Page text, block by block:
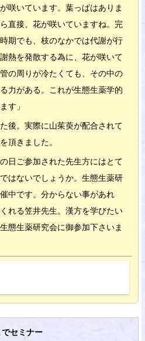
咲いています。葉っぱはありま
直接、花が咲いていますね。完
期でも、枝のなかでは代謝が行
熱を発散する為に、花が咲いて
の周りが冷たくても、その中の
力がある。これが生態生薬学的
す」
後。実際に山茱萸が配合されて
頂きました。
日ご参加された先生方にはとて
はないでしょうか。生態生薬研
中です。分からない事があれ
れる笠井先生。漢方を学びたい
態生薬研究会に御参加下さいま
でセミナー